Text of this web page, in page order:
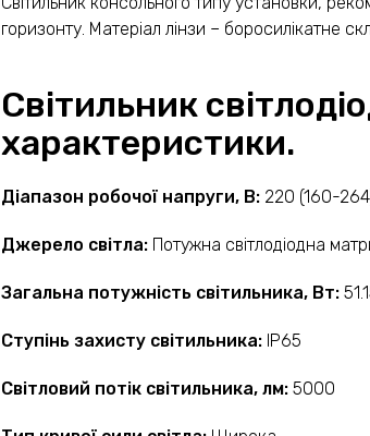
горизонту. Матеріал лінзи – боросилікатне
Світильник
характеристики.
Діапазон робочої напруги, В: 220 (160-
Джерело світла: Потужна світлодіодна
Загальна потужність світильника, Вт:
Ступінь захисту світильника: IP65
Світловий потік світильника, лм: 5000